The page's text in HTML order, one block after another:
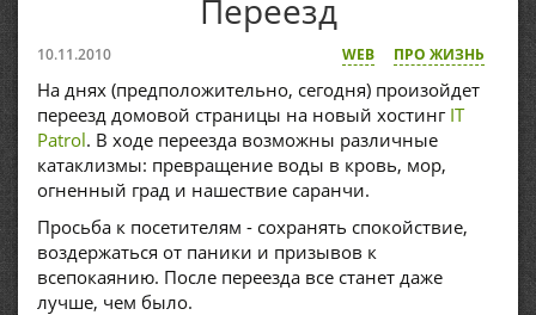
Переезд
10.11.2010 WEB ПРО ЖИЗНЬ
На днях (предположительно, сегодня) произойдет
переезд домовой страницы на новый хостинг IT
Patrol. В ходе переезда возможны различные
катаклизмы: превращение воды в кровь, мор,
огненный град и нашествие саранчи.
Просьба к посетителям - сохранять спокойствие,
воздержаться от паники и призывов к
всепокаянию. После переезда все станет даже
лучше, чем было.